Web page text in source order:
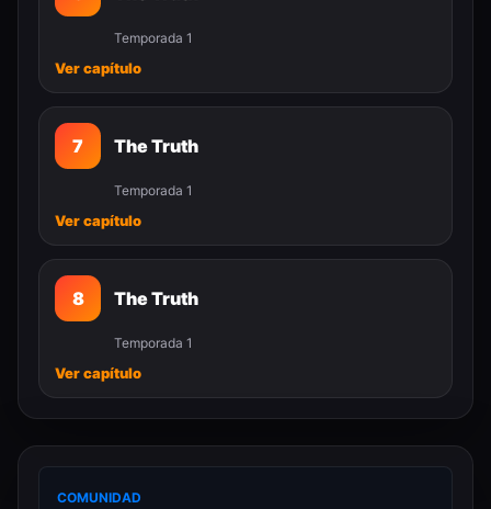
Temporada 1
Ver capítulo
7 The Truth
Temporada 1
Ver capítulo
8 The Truth
Temporada 1
Ver capítulo
COMUNIDAD